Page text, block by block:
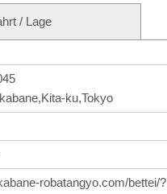
/ Lage
ku,Tokyo
robatangyo.com/bettei/?